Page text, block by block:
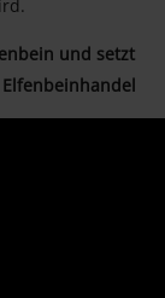
und setzt